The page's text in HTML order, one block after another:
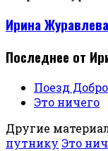
Ирина Журавлева
Последнее от
Поезд Добро
Это ничего
Другие
путнику Это